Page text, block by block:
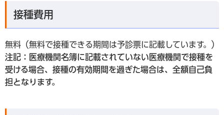
接種費用
無料（無料で接種できる期間は予診票に記載しています。）
注記：医療機関名簿に記載されていない医療機関で接種を
受ける場合、接種の有効期間を過ぎた場合は、全額自己負
担となります。